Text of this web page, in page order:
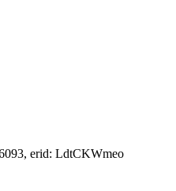
erid: LdtCKWmeo